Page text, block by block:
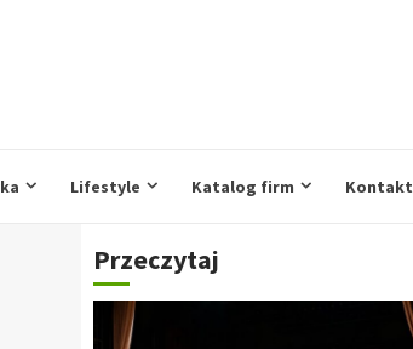
Lifestyle Katalog firm Kontakt
Przeczytaj